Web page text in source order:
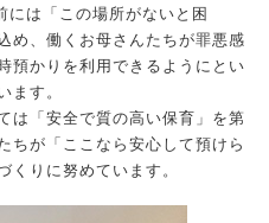
には「この場所がないと困
め、働くお母さんたちが罪悪感
預かりを利用できるようにとい
ます。
は「安全で質の高い保育」を第
ちが「ここなら安心して預けら
くりに努めています。